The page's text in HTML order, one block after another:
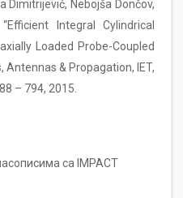
Dimitrijević, Nebojša Dončov,
Integral Cylindrical
Loaded Probe-Coupled
Antennas & Propagation, IET,
– 794, 2015.
са IMPACT